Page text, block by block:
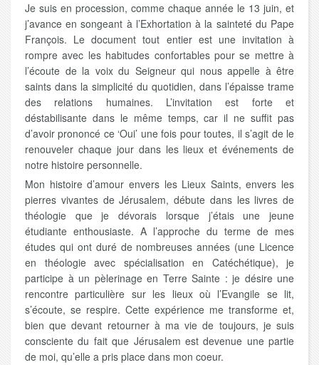
Je suis en procession, comme chaque année le 13 juin, et
j’avance en songeant à l’Exhortation à la sainteté du Pape
François. Le document tout entier est une invitation à
rompre avec les habitudes confortables pour se mettre à
l’écoute de la voix du Seigneur qui nous appelle à être
saints dans la simplicité du quotidien, dans l’épaisse trame
des relations humaines. L’invitation est forte et
déstabilisante dans le même temps, car il ne suffit pas
d’avoir prononcé ce ‘Oui’ une fois pour toutes, il s’agit de le
renouveler chaque jour dans les lieux et événements de
notre histoire personnelle.
Mon histoire d’amour envers les Lieux Saints, envers les
pierres vivantes de Jérusalem, débute dans les livres de
théologie que je dévorais lorsque j’étais une jeune
étudiante enthousiaste. A l’approche du terme de mes
études qui ont duré de nombreuses années (une Licence
en théologie avec spécialisation en Catéchétique), je
participe à un pèlerinage en Terre Sainte : je désire une
rencontre particulière sur les lieux où l’Evangile se lit,
s’écoute, se respire. Cette expérience me transforme et,
bien que devant retourner à ma vie de toujours, je suis
consciente du fait que Jérusalem est devenue une partie
de moi, qu’elle a pris place dans mon coeur.